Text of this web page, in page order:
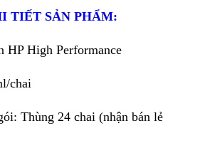
TIẾT SẢN PHẨM:
HP High Performance
chai
Thùng 24 chai (nhận bán lẻ